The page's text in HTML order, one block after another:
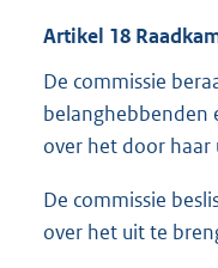
Artikel 18
De commissie
belanghebbenden
over het door haar
De commissie
over het uit te